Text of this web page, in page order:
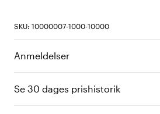
SKU: 10000007-1000-10000
Anmeldelser
Se 30 dages prishistorik